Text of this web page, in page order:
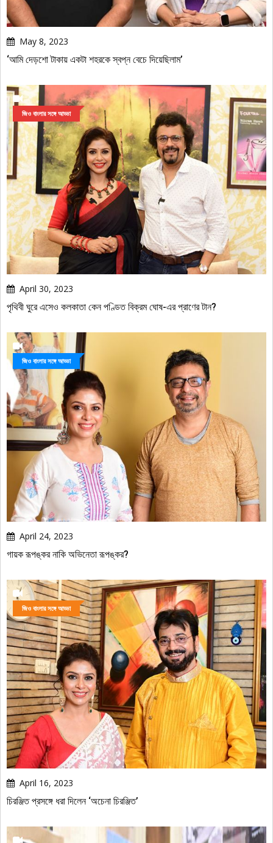
May 8, 2023
‘আমি দেড়শো টাকায় একটা শহরকে স্বপ্ন বেচে দিয়েছিলাম’
জিও বাংলার সঙ্গে আড্ডা
April 30, 2023
পৃথিবী ঘুরে এসেও কলকাতা কেন পণ্ডিত বিক্রম ঘোষ-এর প্রাণের টান?
জিও বাংলার সঙ্গে আড্ডা
April 24, 2023
গায়ক রূপঙ্কর নাকি অভিনেতা রূপঙ্কর?
জিও বাংলার সঙ্গে আড্ডা
April 16, 2023
চিরঞ্জিত প্রসঙ্গে ধরা দিলেন ‘অচেনা চিরঞ্জিত’